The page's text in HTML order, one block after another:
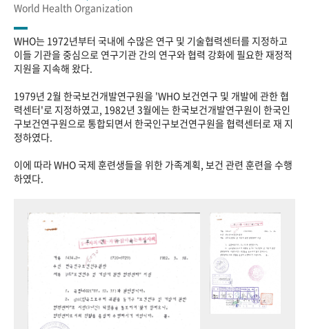
World Health Organization
WHO는 1972년부터 국내에 수많은 연구 및 기술협력센터를 지정하고
이들 기관을 중심으로 연구기관 간의 연구와 협력 강화에 필요한 재정적
지원을 지속해 왔다.
1979년 2월 한국보건개발연구원을 'WHO 보건연구 및 개발에 관한 협
력센터'로 지정하였고, 1982년 3월에는 한국보건개발연구원이 한국인
구보건연구원으로 통합되면서 한국인구보건연구원을 협력센터로 재 지
정하였다.
이에 따라 WHO 국제 훈련생들을 위한 가족계획, 보건 관련 훈련을 수행
하였다.